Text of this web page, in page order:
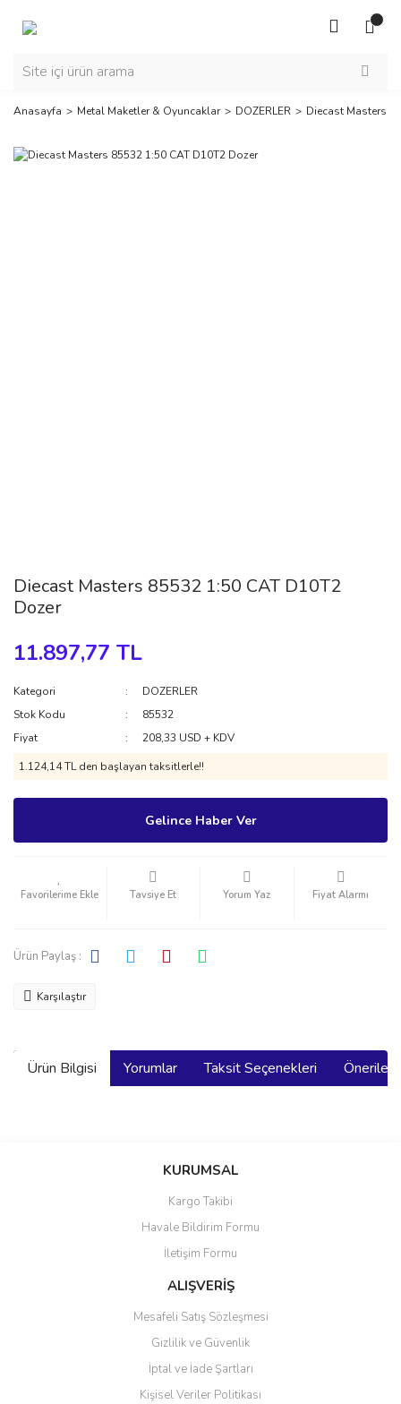
Anasayfa Metal Maketler & Oyuncaklar DOZERLER Diecast Masters
Diecast Masters 85532 1:50 CAT D10T2
Dozer
11.897,77 TL
Kategori
DOZERLER
Stok Kodu
85532
Fiyat
208,33 USD + KDV
1.124,14 TL den başlayan taksitlerle!!
Gelince Haber Ver
Tavsiye Et Yorum Yaz Fiyat Alarmı
Ürün Paylaş :
Karşılaştır
Ürün Bilgisi Yorumlar Taksit Seçenekleri
Bu ürüne ilk yorumu siz yapın!
Ürün resmi kalitesiz, bozuk veya görüntülenemiyor.
Ürün açıklamasında eksik bilgiler bulunuyor.
Ürün bilgilerinde hatalar bulunuyor.
KURUMSAL
Kargo Takibi
Havale Bildirim Formu
İletişim Formu
ALIŞVERİŞ
Mesafeli Satış Sözleşmesi
Gizlilik ve Güvenlik
İptal ve İade Şartları
Kişisel Veriler Politikası